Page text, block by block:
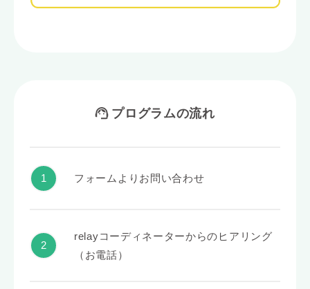
プログラムの流れ
フォームよりお問い合わせ
relayコーディネーターからのヒアリング
（お電話）